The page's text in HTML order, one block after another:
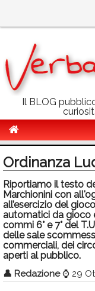
Il BLOG
Politica
Sport
Eventi
Info Utili
Rubriche
Calendario
Ordinanza
Riportiamo il testo
Marchionini con
all’esercizio del
automatici da gioco
commi 6° e 7° del
delle sale
commerciali, dei
aperti al pubblico.
👤 Redazione ⌚ 29